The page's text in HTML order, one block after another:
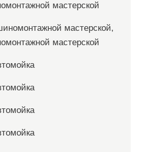
мастерской
мастерской,
мастерской